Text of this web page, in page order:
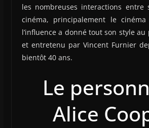
les nombreuses interactions
cinéma, principalement le
l’influence a donné tout son style au
et entretenu par Vincent Furnier
bientôt 40 ans.
Le
Alice